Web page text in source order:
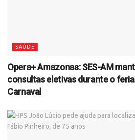
SAÚDE
Opera+ Amazonas: SES-AM
consultas eletivas durante o
Carnaval